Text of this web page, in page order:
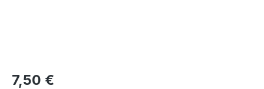
Regulärer Preis:
7,50 €